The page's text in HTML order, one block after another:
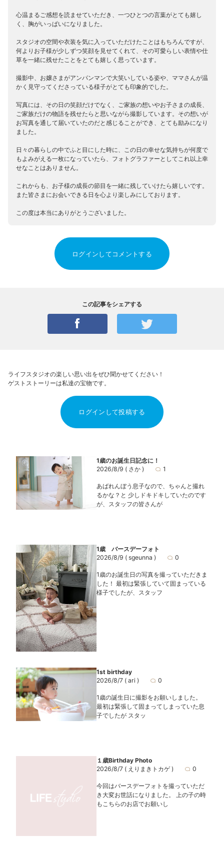
心温まるご感想を読ませていただき、一つひとつの言葉がとても嬉し
く、胸がいっぱいになりました。
スタジオの空間や衣装を気に入っていただけたことはもちろんですが、
何よりお子様が少しずつ笑顔を見せてくれて、その可愛らしい表情や仕
草を一緒に残せたことをとても嬉しく思っています。
撮影中、お嬢さまがアンパンマンで大笑いしている姿や、ママさんが温
かく見守ってくださっている様子がとても印象的でした。
写真には、その日の笑顔だけでなく、ご家族の想いやお子さまの成長、
ご家族だけの物語を残せたらと思いながら撮影しています。その想いが
お写真を通して届いていたのだと感じることができ、とても励みになり
ました。
日々の暮らしの中でふと目にした時に、この日の幸せな気持ちが何度で
もよみがえる一枚になっていたら、フォトグラファーとしてこれ以上幸
せなことはありません。
これからも、お子様の成長の節目を一緒に残していけたら嬉しいです。
また皆さまにお会いできる日を心より楽しみにしております。
この度は本当にありがとうございました。
ログインしてコメントする
この記事をシェアする
ライフスタジオの楽しい思い出をぜひ聞かせてください！
ゲストストーリーは私達の宝物です。
ログインして投稿する
1歳のお誕生日記念に！
2026/8/9 ( さか ) 1
あばれんぼう息子なので、ちゃんと撮れ
るかな？と 少しドキドキしていたのです
が、スタッフの皆さんが
1歳 バースデーフォト
2026/8/9 ( sgeunna ) 0
1歳のお誕生日の写真を撮っていただきま
した！ 最初は緊張していて固まっている
様子でしたが、スタッフ
1st birthday
2026/8/7 ( ari ) 0
1歳の誕生日に撮影をお願いしました。
最初は緊張して固まってしまっていた息
子でしたが スタッ
１歳Birthday Photo
2026/8/7 ( えりまきトカゲ ) 0
今回はバースデーフォトを撮っていただ
き大変お世話になりました。 上の子の時
もこちらのお店でお願いし